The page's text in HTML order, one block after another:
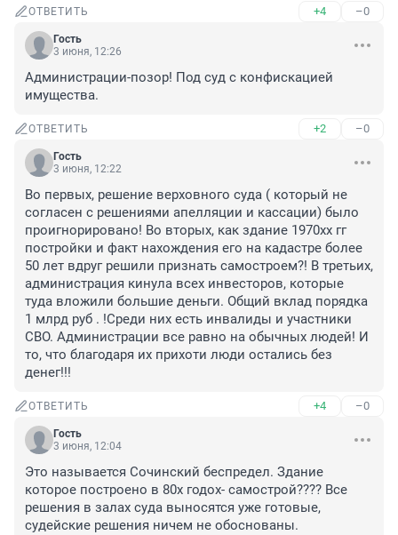
ОТВЕТИТЬ +4 –0
Гость
3 июня, 12:26
Администрации-позор! Под суд с конфискацией
имущества.
ОТВЕТИТЬ +2 –0
Гость
3 июня, 12:22
Во первых, решение верховного суда ( который не
согласен с решениями апелляции и кассации) было
проигнорировано! Во вторых, как здание 1970хх гг
постройки и факт нахождения его на кадастре более
50 лет вдруг решили признать самостроем?! В третьих,
администрация кинула всех инвесторов, которые
туда вложили большие деньги. Общий вклад порядка
1 млрд руб . !Среди них есть инвалиды и участники
СВО. Администрации все равно на обычных людей! И
то, что благодаря их прихоти люди остались без
денег!!!
ОТВЕТИТЬ +4 –0
Гость
3 июня, 12:04
Это называется Сочинский беспредел. Здание
которое построено в 80х годох- самострой???? Все
решения в залах суда выносятся уже готовые,
судейские решения ничем не обоснованы.